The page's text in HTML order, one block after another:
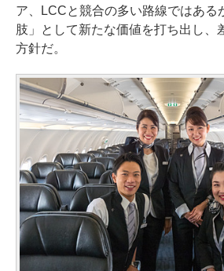
ア、LCCと競合の多い路線ではある
肢」として新たな価値を打ち出し、
方針だ。